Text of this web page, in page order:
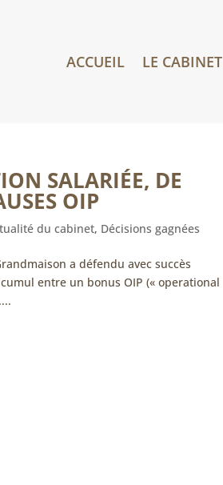
ACCUEIL LE CABINET
SALARIÉE, DE
OIP
du cabinet, Décisions gagnées
a défendu avec succès
entre un bonus OIP (« operational